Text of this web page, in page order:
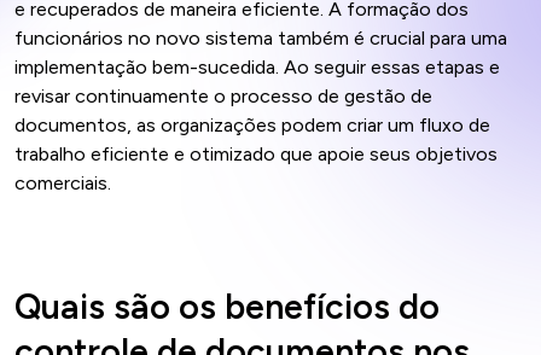
e recuperados de maneira eficiente. A formação dos
funcionários no novo sistema também é crucial para uma
implementação bem-sucedida. Ao seguir essas etapas e
revisar continuamente o processo de gestão de
documentos, as organizações podem criar um fluxo de
trabalho eficiente e otimizado que apoie seus objetivos
comerciais.
Quais são os benefícios do